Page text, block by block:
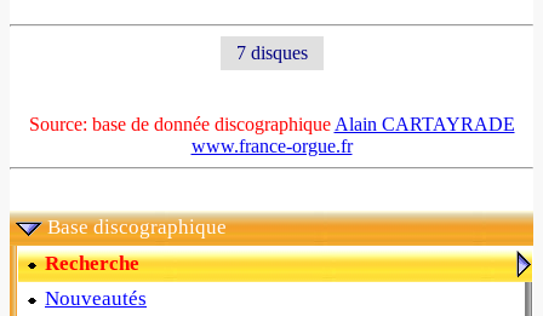
7 disques
Source: base de donnée discographique Alain CARTAYRADE
www.france-orgue.fr
Base discographique
Recherche
Nouveautés